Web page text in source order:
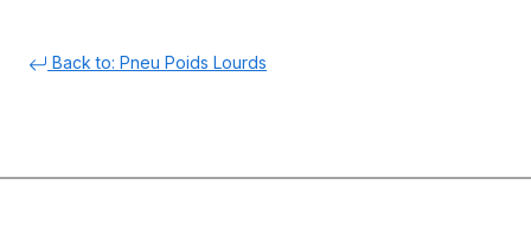
Back to: Pneu Poids Lourds